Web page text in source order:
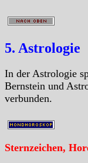
5. Astrologie
In der Astrologie
Bernstein und
verbunden.
Sternzeichen,